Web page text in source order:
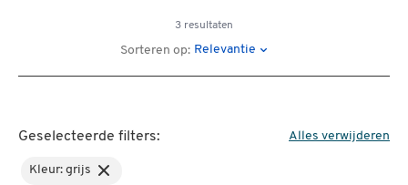
3 resultaten
Sorteren op: Relevantie
Geselecteerde filters: Alles verwijderen
Kleur: grijs